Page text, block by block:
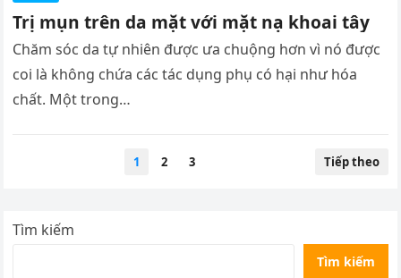
Trị mụn trên da mặt với mặt nạ khoai tây
Chăm sóc da tự nhiên được ưa chuộng hơn vì nó được
coi là không chứa các tác dụng phụ có hại như hóa
chất. Một trong…
viết
1 2 3 Tiếp theo
Tìm kiếm
Tìm kiếm